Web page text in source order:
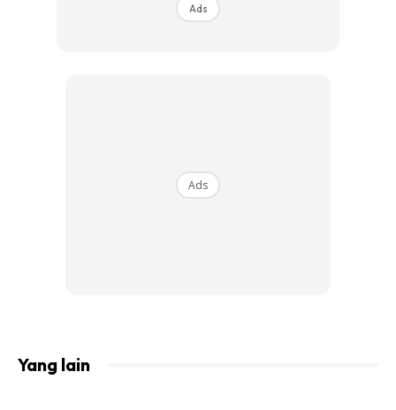
Ads
Ads
Yang lain